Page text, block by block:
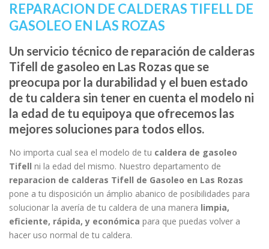
REPARACION DE CALDERAS TIFELL DE
GASOLEO EN LAS ROZAS
Un servicio técnico de reparación de calderas
Tifell de gasoleo en Las Rozas que se
preocupa por la durabilidad y el buen estado
de tu caldera sin tener en cuenta el modelo ni
la edad de tu equipoya que ofrecemos las
mejores soluciones para todos ellos.
No importa cual sea el modelo de tu caldera de gasoleo
Tifell ni la edad del mismo. Nuestro departamento de
reparacion de calderas Tifell de Gasoleo en Las Rozas
pone a tu disposición un ámplio abanico de posibilidades para
solucionar la avería de tu caldera de una manera limpia,
eficiente, rápida, y económica para que puedas volver a
hacer uso normal de tu caldera.